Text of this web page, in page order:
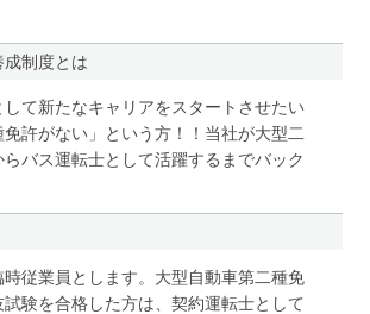
制度とは
して新たなキャリアをスタートさせたい
許がない」という方！！当社が大型二
バス運転士として活躍するまでバック
従業員とします。大型自動車第二種免
験を合格した方は、契約運転士として